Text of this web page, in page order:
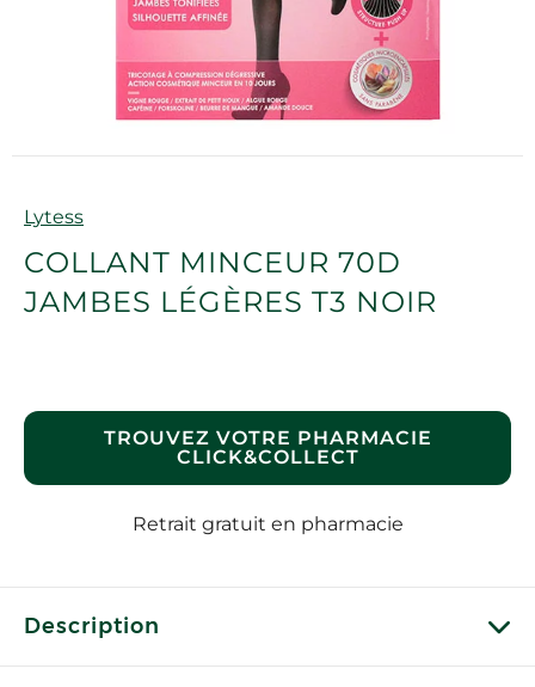
Marque
Lytess
COLLANT MINCEUR 70D
JAMBES LÉGÈRES T3 NOIR
TROUVEZ VOTRE PHARMACIE
CLICK&COLLECT
Retrait gratuit en pharmacie
Description